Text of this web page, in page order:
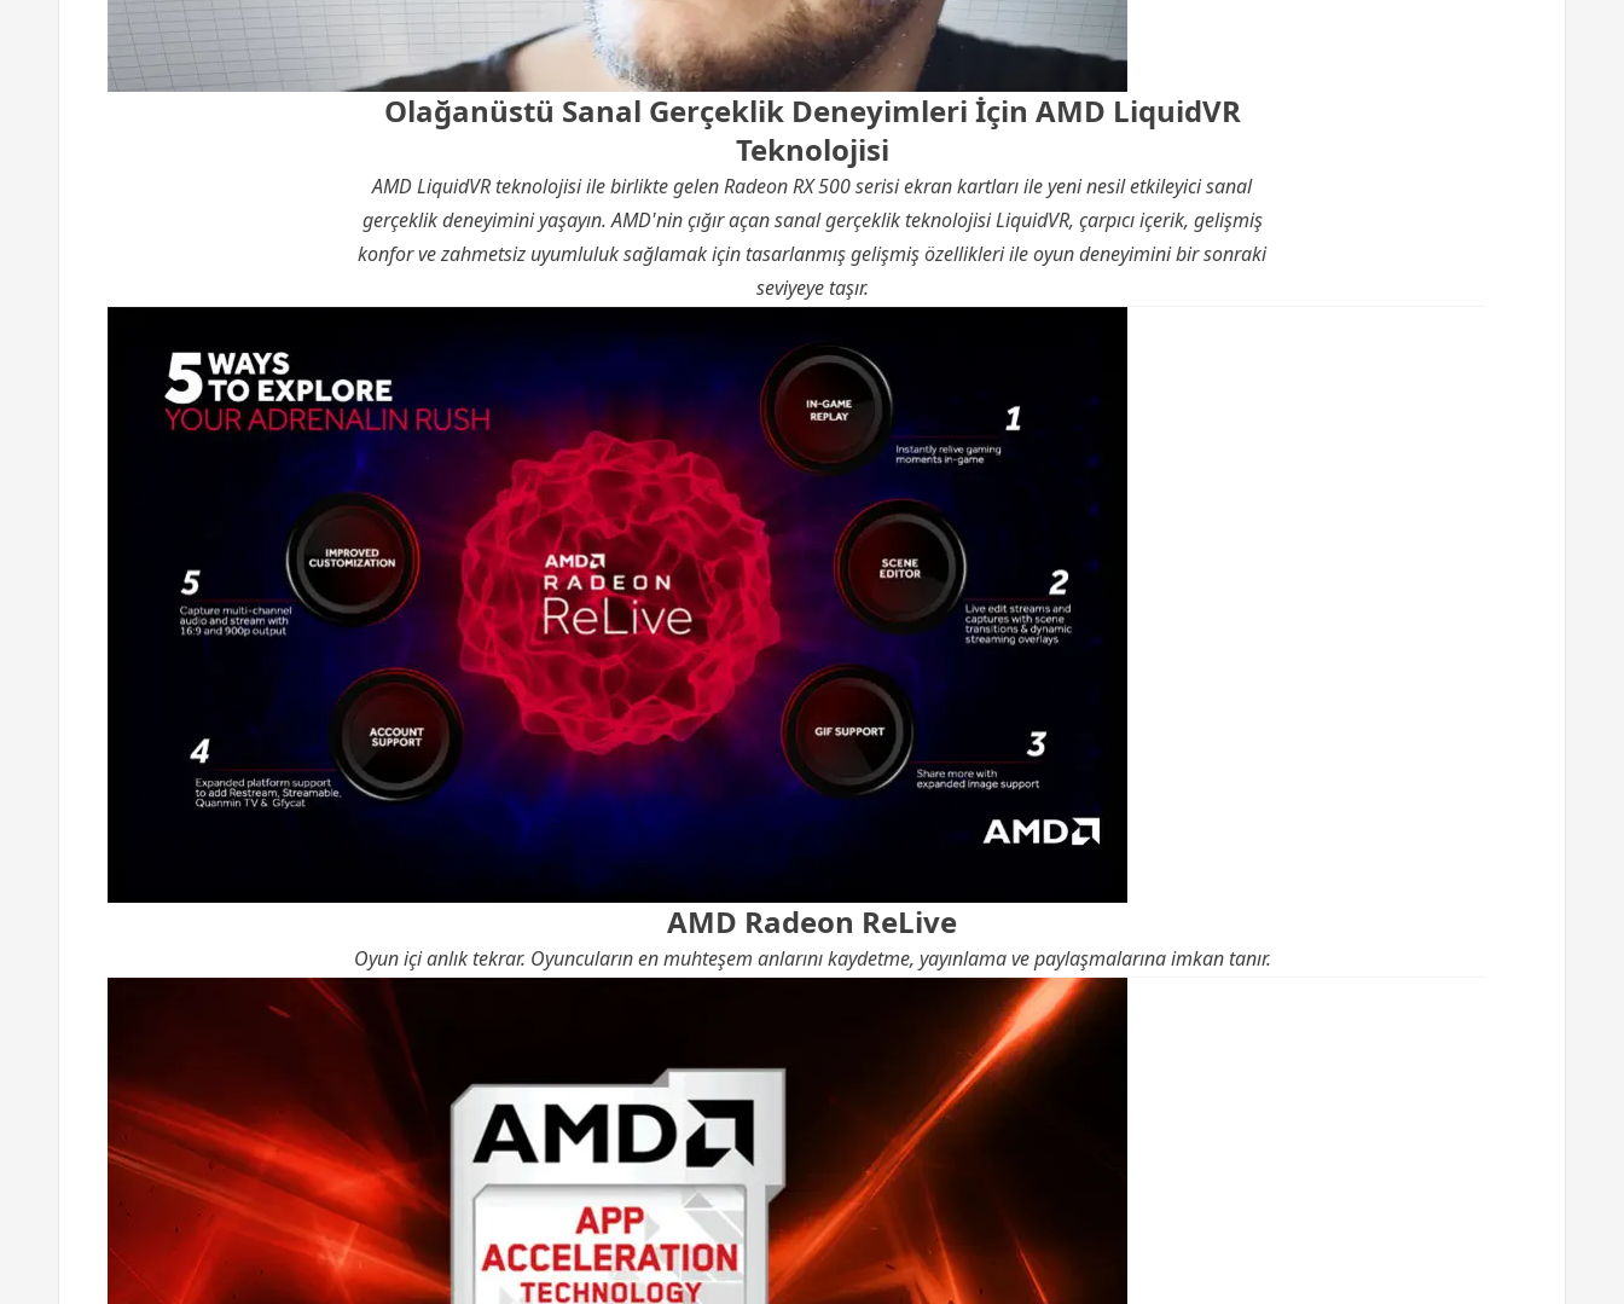
Olağanüstü Sanal Gerçeklik Deneyimleri İçin AMD LiquidVR
Teknolojisi
AMD LiquidVR teknolojisi ile birlikte gelen Radeon RX 500 serisi ekran kartları ile yeni nesil etkileyici sanal
gerçeklik deneyimini yaşayın. AMD'nin çığır açan sanal gerçeklik teknolojisi LiquidVR, çarpıcı içerik, gelişmiş
konfor ve zahmetsiz uyumluluk sağlamak için tasarlanmış gelişmiş özellikleri ile oyun deneyimini bir sonraki
seviyeye taşır.
AMD Radeon ReLive
Oyun içi anlık tekrar. Oyuncuların en muhteşem anlarını kaydetme, yayınlama ve paylaşmalarına imkan tanır.